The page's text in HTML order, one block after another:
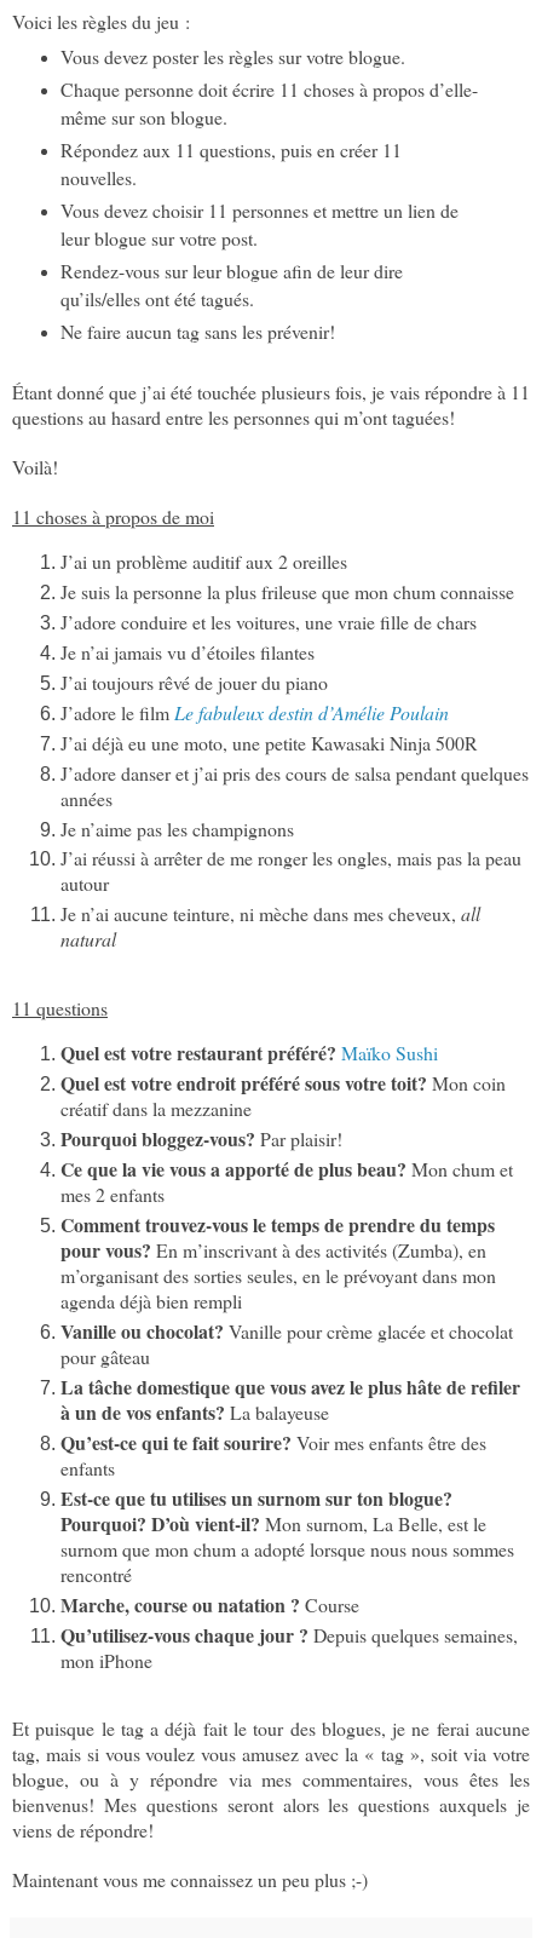
Voici les règles du jeu :
Vous devez poster les règles sur votre blogue.
Chaque personne doit écrire 11 choses à propos d’elle-
même sur son blogue.
Répondez aux 11 questions, puis en créer 11
nouvelles.
Vous devez choisir 11 personnes et mettre un lien de
leur blogue sur votre post.
Rendez-vous sur leur blogue afin de leur dire
qu’ils/elles ont été tagués.
Ne faire aucun tag sans les prévenir!
Étant donné que j’ai été touchée plusieurs fois, je vais répondre à 11
questions au hasard entre les personnes qui m’ont taguées!
Voilà!
11 choses à propos de moi
J’ai un problème auditif aux 2 oreilles
Je suis la personne la plus frileuse que mon chum connaisse
J’adore conduire et les voitures, une vraie fille de chars
Je n’ai jamais vu d’étoiles filantes
J’ai toujours rêvé de jouer du piano
J’adore le film Le fabuleux destin d’Amélie Poulain
J’ai déjà eu une moto, une petite Kawasaki Ninja 500R
J’adore danser et j’ai pris des cours de salsa pendant quelques
années
Je n’aime pas les champignons
J’ai réussi à arrêter de me ronger les ongles, mais pas la peau
autour
Je n’ai aucune teinture, ni mèche dans mes cheveux, all
natural
11 questions
Quel est votre restaurant préféré? Maïko Sushi
Quel est votre endroit préféré sous votre toit? Mon coin
créatif dans la mezzanine
Pourquoi bloggez-vous? Par plaisir!
Ce que la vie vous a apporté de plus beau? Mon chum et
mes 2 enfants
Comment trouvez-vous le temps de prendre du temps
pour vous? En m’inscrivant à des activités (Zumba), en
m’organisant des sorties seules, en le prévoyant dans mon
agenda déjà bien rempli
Vanille ou chocolat? Vanille pour crème glacée et chocolat
pour gâteau
La tâche domestique que vous avez le plus hâte de refiler
à un de vos enfants? La balayeuse
Qu’est-ce qui te fait sourire? Voir mes enfants être des
enfants
Est-ce que tu utilises un surnom sur ton blogue?
Pourquoi? D’où vient-il? Mon surnom, La Belle, est le
surnom que mon chum a adopté lorsque nous nous sommes
rencontré
Marche, course ou natation ? Course
Qu’utilisez-vous chaque jour ? Depuis quelques semaines,
mon iPhone
Et puisque le tag a déjà fait le tour des blogues, je ne ferai aucune
tag, mais si vous voulez vous amusez avec la « tag », soit via votre
blogue, ou à y répondre via mes commentaires, vous êtes les
bienvenus! Mes questions seront alors les questions auxquels je
viens de répondre!
Maintenant vous me connaissez un peu plus ;-)